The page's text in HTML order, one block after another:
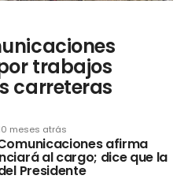
trabajos
carreteras
meses atrás
afirma
al cargo; dice que la
Presidente